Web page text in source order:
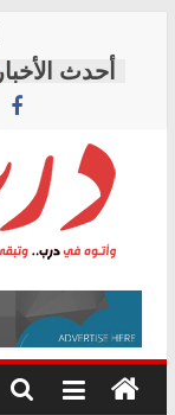
content
درب
وأتوه
درب..
وتبقى
هي